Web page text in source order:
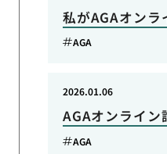
私がAGAオンラ
AGA
AGAオンライン
2026.01.06
AGA